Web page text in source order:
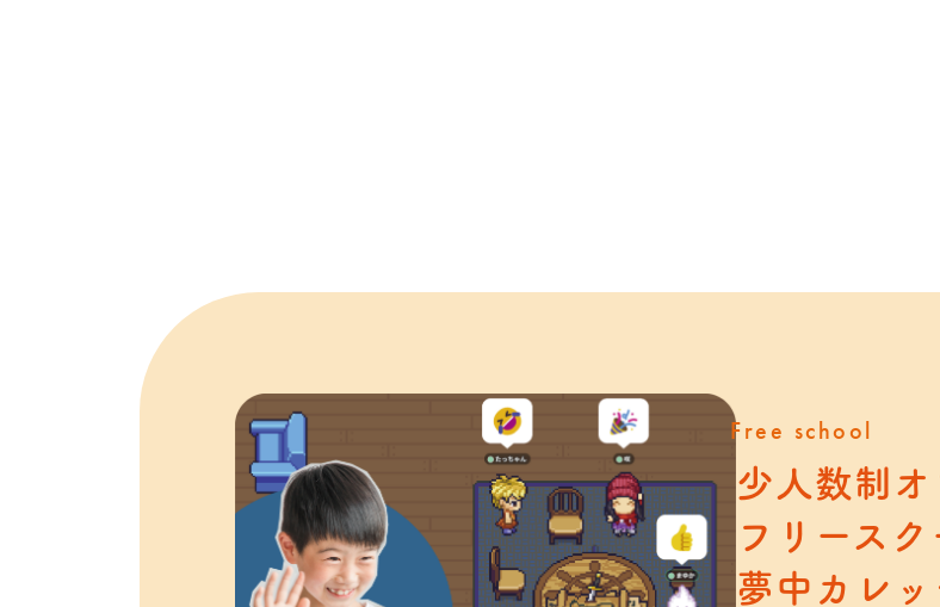
Free school
少人数制
フリースク
夢中カレッ